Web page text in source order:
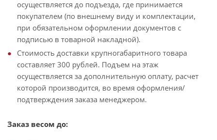
осуществляется до подъезда, где принимается
покупателем (по внешнему виду и комплектации,
при обязательном оформлении документов с
подписью в товарной накладной).
Стоимость доставки крупногабаритного товара
составляет 300 рублей. Подъем на этаж
осуществляется за дополнительную оплату, расчет
которой производится, во время оформления/
подтверждения заказа менеджером.
Заказ весом до: